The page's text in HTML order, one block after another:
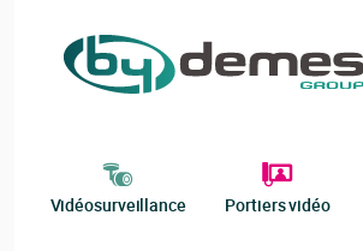
Vidéosurveillance Portiers vidéo